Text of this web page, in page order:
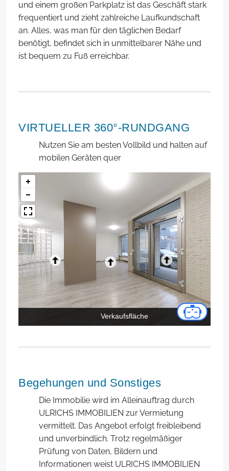
und einem großen Parkplatz ist das Geschäft stark
frequentiert und zieht zahlreiche Laufkundschaft
an. Alles, was man für den täglichen Bedarf
benötigt, befindet sich in unmittelbarer Nähe und
ist bequem zu Fuß erreichbar.
VIRTUELLER 360°-RUNDGANG
Nutzen Sie am besten Vollbild und halten auf
mobilen Geräten quer
Verkaufsfläche
Begehungen und Sonstiges
Die Immobilie wird im Alleinauftrag durch
ULRICHS IMMOBILIEN zur Vermietung
vermittelt. Das Angebot erfolgt freibleibend
und unverbindlich. Trotz regelmäßiger
Prüfung von Daten, Bildern und
Informationen weist ULRICHS IMMOBILIEN